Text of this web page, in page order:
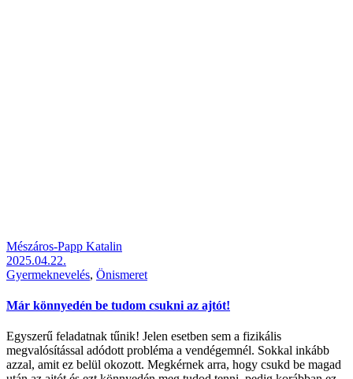
Mészáros-Papp Katalin
2025.04.22.
Gyermeknevelés, Önismeret
Már könnyedén be tudom csukni az ajtót!
Egyszerű feladatnak tűnik! Jelen esetben sem a fizikális
megvalósítással adódott probléma a vendégemnél. Sokkal inkább
azzal, amit ez belül okozott. Megkérnek arra, hogy csukd be magad